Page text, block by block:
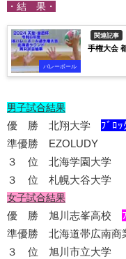
・結 果・
バレーボール
関連記事
手権大会
男子試合結果
優 勝 北翔大学 ﾌﾞﾛｯ
準優勝 EZOLUDY
３ 位 北海学園大学
３ 位 札幌大谷大学
女子試合結果
優 勝 旭川志峯高校
準優勝 北海道帯広南商
３ 位 旭川市立大学